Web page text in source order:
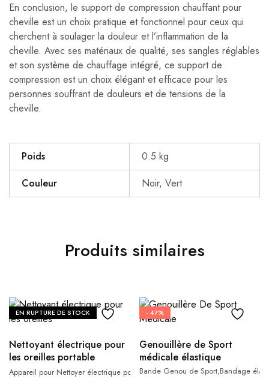
En conclusion, le support de compression chauffant pour
cheville est un choix pratique et fonctionnel pour ceux qui
cherchent à soulager la douleur et l’inflammation de la
cheville. Avec ses matériaux de qualité, ses sangles réglables
et son système de chauffage intégré, ce support de
compression est un choix élégant et efficace pour les
personnes souffrant de douleurs et de tensions de la
cheville.
Poids
0.5 kg
Couleur
Noir, Vert
Produits similaires
EN RUPTURE DE STOCK
Nettoyant électrique pour
les oreilles portable
aspirateur oreille
Appareil pour Nettoyer électrique pour les oreilles / WaxVac
- 47%
Genouillère de Sport
médicale élastique
Bande Genou de Sport,Bandage